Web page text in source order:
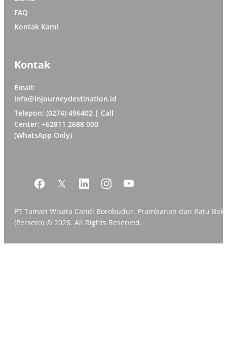
FAQ
Kontak Kami
Kontak
Email:
info@injourneydestination.id
Telepon: (0274) 496402 | Call
Center: +62811 2688 000
(WhatsApp Only)
PT Taman Wisata Candi Borobudur, Prambanan dan Ratu
(Persero) © 2026. All Rights Reserved.